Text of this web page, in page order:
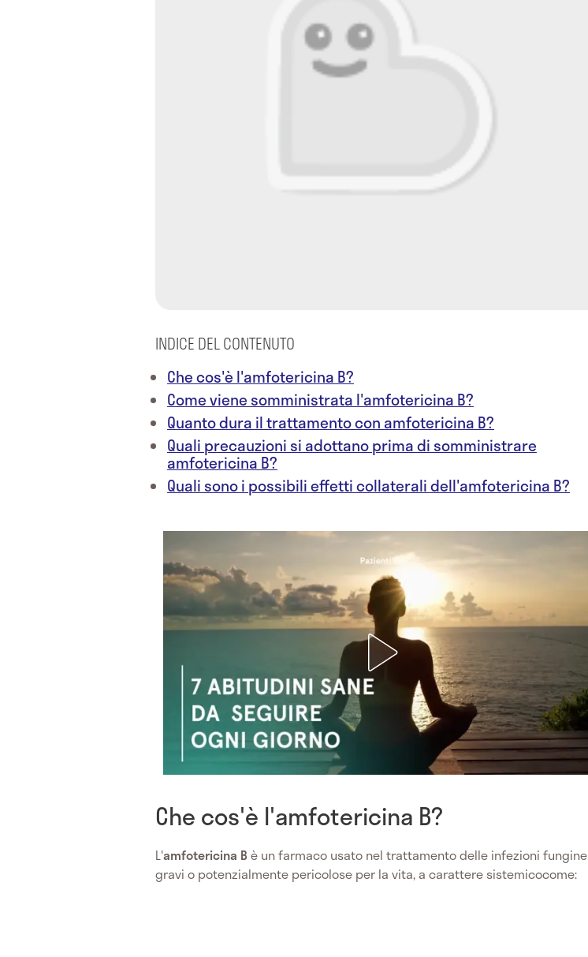
INDICE DEL CONTENUTO
Che cos'è l'amfotericina B?
Come viene somministrata l'amfotericina B?
Quanto dura il trattamento con amfotericina B?
Quali precauzioni si adottano prima di somministrare
amfotericina B?
Quali sono i possibili effetti collaterali dell'amfotericina B?
Che cos'è l'amfotericina B?
L'amfotericina B è un farmaco usato nel trattamento delle infezioni fungine
gravi o potenzialmente pericolose per la vita, a carattere sistemicocome: